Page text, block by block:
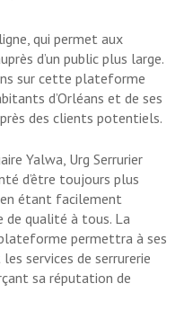
qui permet aux
d’un public plus large.
sur cette plateforme
d’Orléans et de ses
des clients potentiels.
Yalwa, Urg Serrurier
d’être toujours plus
en étant facilement
de qualité à tous. La
permettra à ses
services de serrurerie
sa réputation de